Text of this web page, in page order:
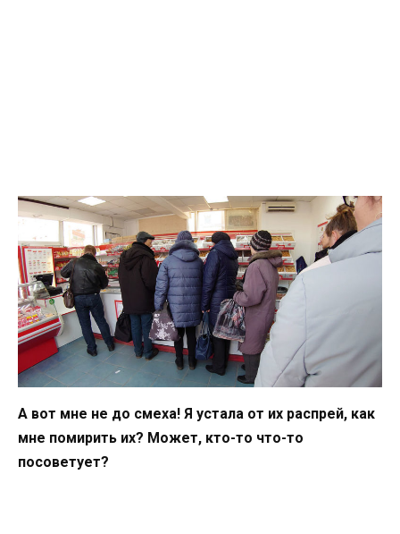
А вот мне не до смеха! Я устала от их распрей, как
мне помирить их? Может, кто-то что-то
посоветует?